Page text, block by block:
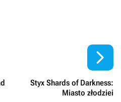
Styx Shards of Darkness:
Miasto złodziei
